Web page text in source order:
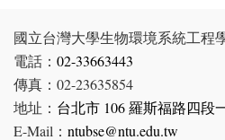
國立台灣大學生物環境系統工程
電話： 02-33663443
傳真：02-23635854
地址： 台北市 106 羅斯福路四段
E-Mail： ntubse@ntu.edu.tw